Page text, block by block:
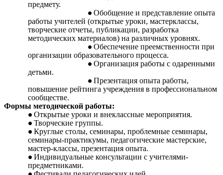
предмету.
Обобщение и представление опыта
работы учителей (открытые уроки, мастерклассы,
творческие отчеты, публикации, разработка
методических материалов) на различных уровнях.
Обеспечение преемственности при
организации образовательного процесса.
Организация работы с одаренными
детьми.
Презентация опыта работы,
повышение рейтинга учреждения в профессиональном
сообществе.
Формы методической работы:
Открытые уроки и внеклассные мероприятия.
Творческие группы.
Круглые столы, семинары, проблемные семинары,
семинары-практикумы, педагогические мастерские,
мастер-классы, презентация опыта.
Индивидуальные консультации с учителями-
предметниками.